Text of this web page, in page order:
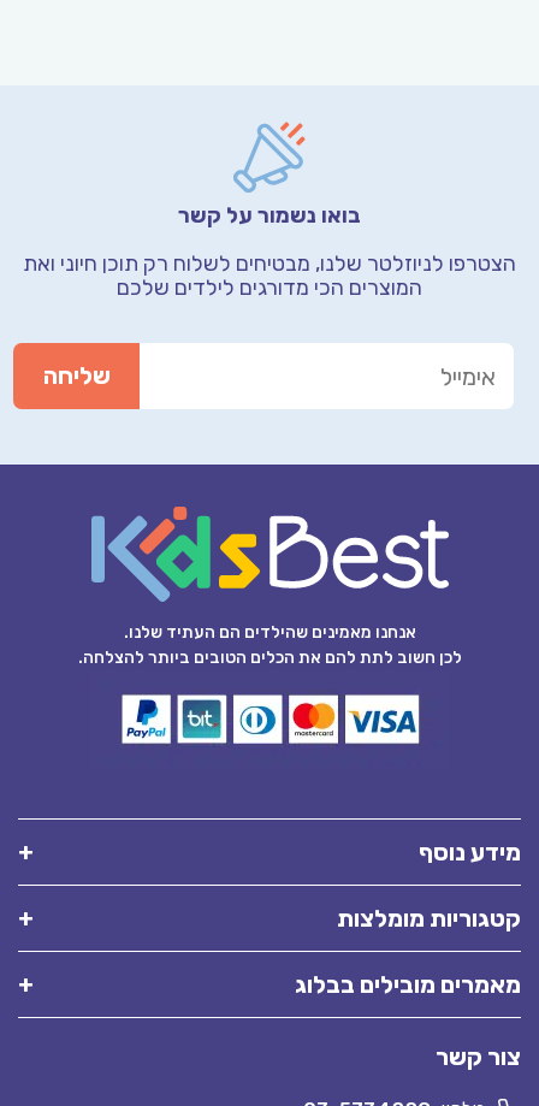
בואו נשמור על קשר
הצטרפו לניוזלטר שלנו, מבטיחים לשלוח רק תוכן חיוני ואת
המוצרים הכי מדורגים לילדים שלכם
אנחנו מאמינים שהילדים הם העתיד שלנו.
לכן חשוב לתת להם את הכלים הטובים ביותר להצלחה.
מידע נוסף
קטגוריות מומלצות
מאמרים מובילים בבלוג
צור קשר